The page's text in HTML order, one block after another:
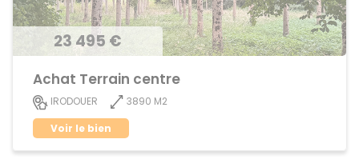
23 495 €
Achat Terrain centre
IRODOUER
3890 M2
Voir le bien